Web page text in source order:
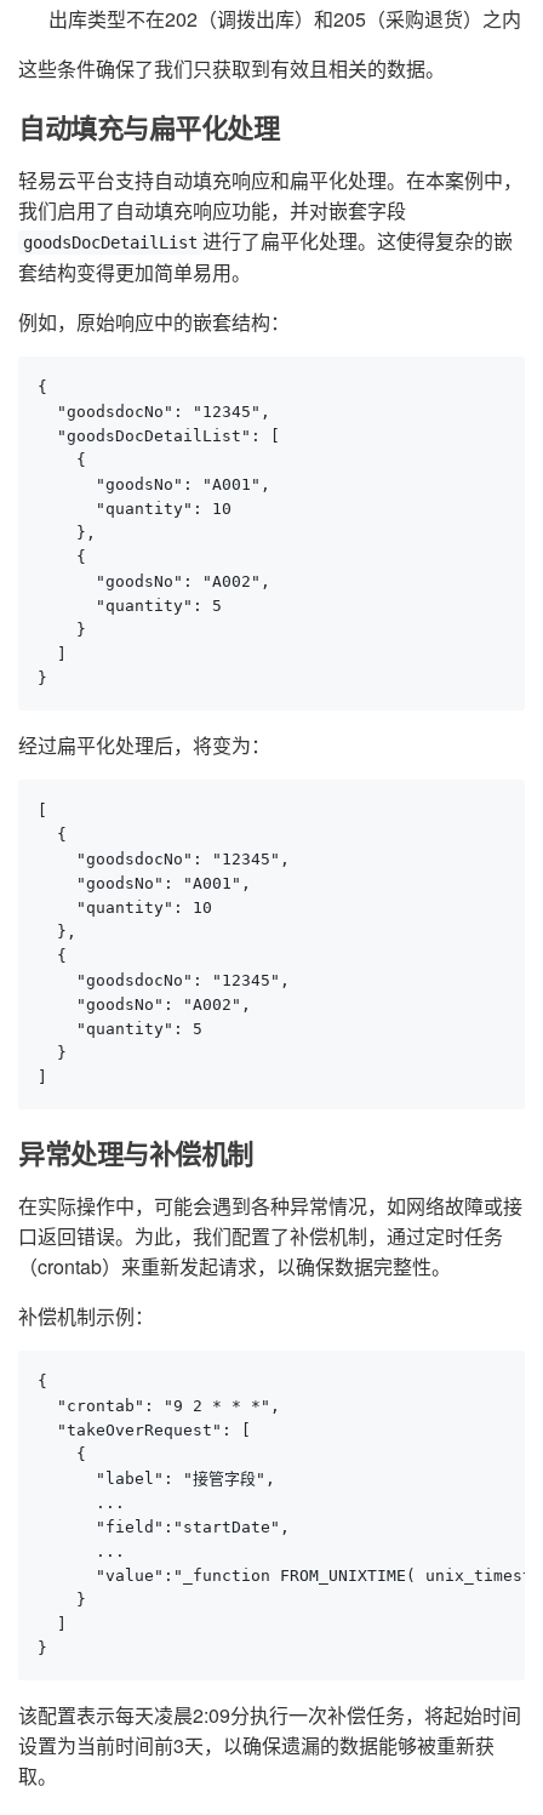
出库类型不在202（调拨出库）和205（采购退货）之内
这些条件确保了我们只获取到有效且相关的数据。
自动填充与扁平化处理
轻易云平台支持自动填充响应和扁平化处理。在本案例中，
我们启用了自动填充响应功能，并对嵌套字段
goodsDocDetailList 进行了扁平化处理。这使得复杂的嵌
套结构变得更加简单易用。
例如，原始响应中的嵌套结构：
{
  "goodsdocNo": "12345",
  "goodsDocDetailList": [
    {
      "goodsNo": "A001",
      "quantity": 10
    },
    {
      "goodsNo": "A002",
      "quantity": 5
    }
}
经过扁平化处理后，将变为：
  {
    "goodsdocNo": "12345",
    "goodsNo": "A001",
    "quantity": 10
  },
  {
    "goodsdocNo": "12345",
    "goodsNo": "A002",
    "quantity": 5
  }
异常处理与补偿机制
在实际操作中，可能会遇到各种异常情况，如网络故障或接
口返回错误。为此，我们配置了补偿机制，通过定时任务
（crontab）来重新发起请求，以确保数据完整性。
补偿机制示例：
{
  "crontab": "9 2 * * *",
  "takeOverRequest": [
    {
      "label": "接管字段",
      ...
      "field":"startDate",
      ...
"value":"_function FROM_UNIXTIME(
    }
}
该配置表示每天凌晨2:09分执行一次补偿任务，将起始时间
设置为当前时间前3天，以确保遗漏的数据能够被重新获
取。